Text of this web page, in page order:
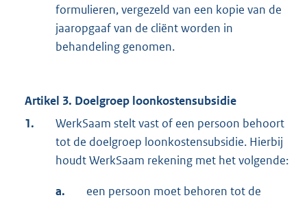
formulieren, vergezeld van een kopie van de
jaaropgaaf van de cliënt worden in
behandeling genomen.
Artikel 3. Doelgroep loonkostensubsidie
1.
WerkSaam stelt vast of een persoon behoort
tot de doelgroep loonkostensubsidie. Hierbij
houdt WerkSaam rekening met het volgende:
a.
een persoon moet behoren tot de